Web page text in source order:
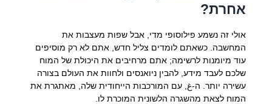
אחרת?
אולי זה נשמע פילוסופי מדי, אבל שפות מעצבות את
המחשבה. כשאתם לומדים צליל חדש, אתם לא רק מוסיפים
עוד מיומנות לרשימה; אתם מרחיבים את היכולת של המוח
שלכם לעבד מידע, להבין ניואנסים ולחוות את העולם בצורה
עשירה יותר. ה-غ, עם המורכבות הייחודית שלה, מאתגרת את
המוח לצאת מהשגרה הלשונית המוכרת לו.